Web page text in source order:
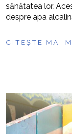
sănătatea lor.
despre apa
CITEȘTE MAI